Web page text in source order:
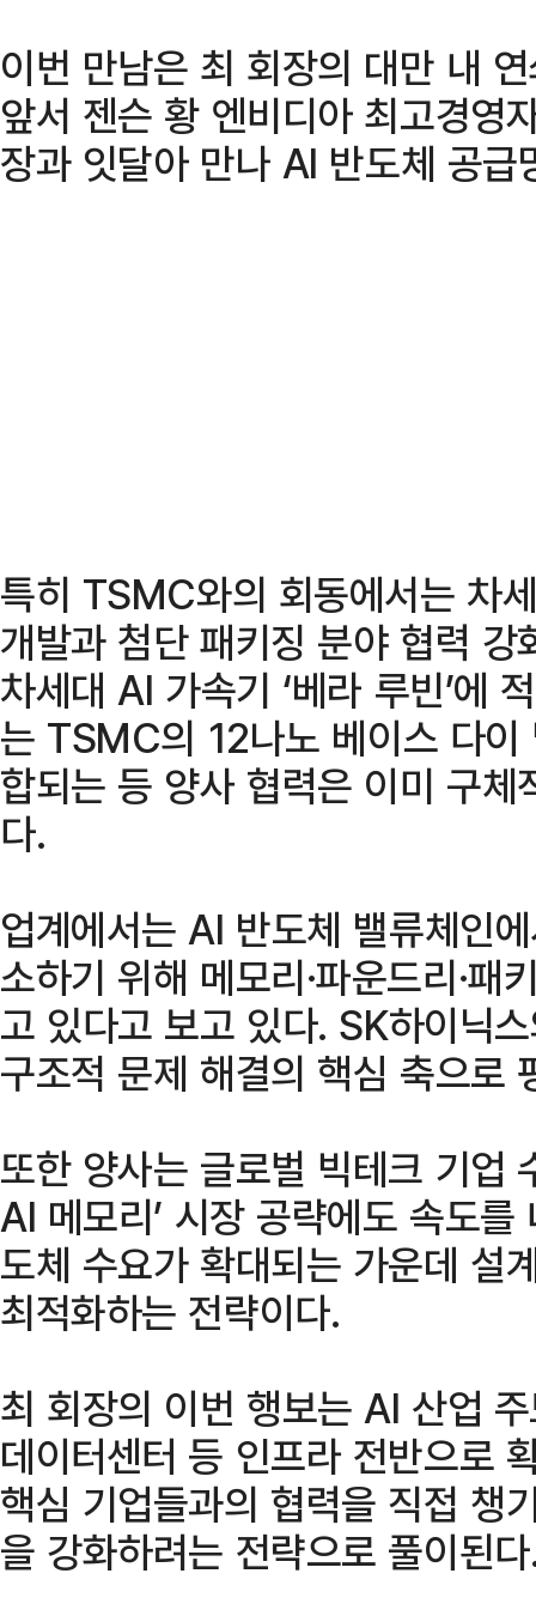
이번 만남은 최 회장의 대만 내
앞서 젠슨 황 엔비디아 최고경
장과 잇달아 만나 AI 반도체 공급
특히 TSMC와의 회동에서는 차
개발과 첨단 패키징 분야 협력
차세대 AI 가속기 ‘베라 루빈’에
는 TSMC의 12나노 베이스 다
합되는 등 양사 협력은 이미 구
다.
업계에서는 AI 반도체 밸류체인
소하기 위해 메모리·파운드리·
고 있다고 보고 있다. SK하이닉
구조적 문제 해결의 핵심 축으로
또한 양사는 글로벌 빅테크 기업
AI 메모리’ 시장 공략에도 속도
도체 수요가 확대되는 가운데 설
최적화하는 전략이다.
최 회장의 이번 행보는 AI 산업
데이터센터 등 인프라 전반으로
핵심 기업들과의 협력을 직접 챙
을 강화하려는 전략으로 풀이된